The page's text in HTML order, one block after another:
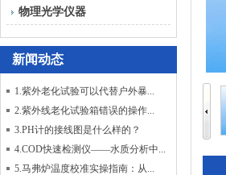
物理光学仪器
新闻动态
1.紫外老化试验可以代替户外暴...
2.紫外线老化试验箱错误的操作...
3.PH计的接线图是什么样的？
4.COD快速检测仪——水质分析中...
5.马弗炉温度校准实操指南：从...